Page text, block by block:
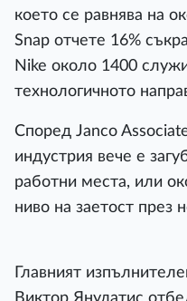
което се равнява на
Snap отчете 16%
Nike около 1400
технологичното
Според Janco
индустрия вече е
работни места, или
ниво на заетост през
Главният
Виктор Янулатис